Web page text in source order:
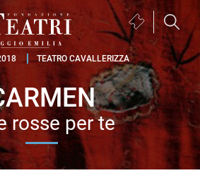
Biglietteria
(si
apre
in
una
nuova
finestra)
TEATRO CAVALLERIZZA
rosse per te